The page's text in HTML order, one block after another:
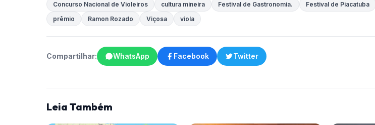
Concurso Nacional de Violeiros cultura mineira Festival de Gastronomia. Festival de Piacatuba
prêmio
Ramon Rozado Viçosa viola
Compartilhar: WhatsApp Facebook Twitter
Leia Também